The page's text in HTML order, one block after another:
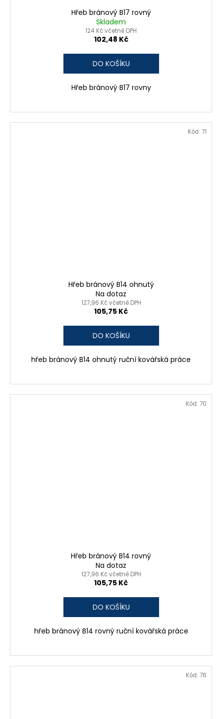
Hřeb bránový B17 rovný
Skladem
124 Kč včetně DPH
102,48 Kč
DO KOŠÍKU
Hřeb bránový B17 rovny
Hřeb bránový B14 ohnutý
Na dotaz
127,96 Kč včetně DPH
105,75 Kč
DO KOŠÍKU
hřeb bránový B14 ohnutý ruční kovářská práce
Kód: 71
Hřeb bránový B14 rovný
Na dotaz
127,96 Kč včetně DPH
105,75 Kč
DO KOŠÍKU
hřeb bránový B14 rovný ruční kovářská práce
Kód: 70
Kód: 76